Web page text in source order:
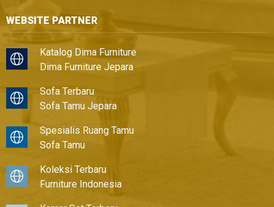
WEBSITE PARTNER
Katalog Dima Furniture
Dima Furniture Jepara
Sofa Terbaru
Sofa Tamu Jepara
Spesialis Ruang Tamu
Sofa Tamu
Koleksi Terbaru
Furniture Indonesia